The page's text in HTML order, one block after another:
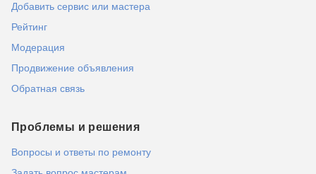
Добавить сервис или мастера
Рейтинг
Модерация
Продвижение объявления
Обратная связь
Проблемы и решения
Вопросы и ответы по ремонту